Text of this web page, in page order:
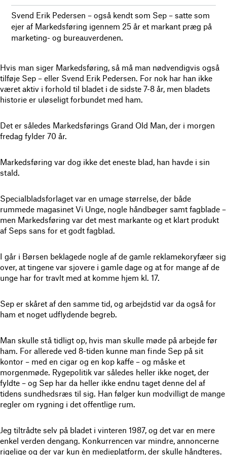
Svend Erik Pedersen – også kendt som Sep – satte som
ejer af Markedsføring igennem 25 år et markant præg på
marketing- og bureauverdenen.
Hvis man siger Markedsføring, så må man nødvendigvis også
tilføje Sep – eller Svend Erik Pedersen. For nok har han ikke
været aktiv i forhold til bladet i de sidste 7-8 år, men bladets
historie er uløseligt forbundet med ham.
Det er således Markedsførings Grand Old Man, der i morgen
fredag fylder 70 år.
Markedsføring var dog ikke det eneste blad, han havde i sin
stald.
Specialbladsforlaget var en umage størrelse, der både
rummede magasinet Vi Unge, nogle håndbøger samt fagblade –
men Markedsføring var det mest markante og et klart produkt
af Seps sans for et godt fagblad.
I går i Børsen beklagede nogle af de gamle reklamekoryfæer sig
over, at tingene var sjovere i gamle dage og at for mange af de
unge har for travlt med at komme hjem kl. 17.
Sep er skåret af den samme tid, og arbejdstid var da også for
ham et noget udflydende begreb.
Man skulle stå tidligt op, hvis man skulle møde på arbejde før
ham. For allerede ved 8-tiden kunne man finde Sep på sit
kontor – med en cigar og en kop kaffe – og måske et
morgenmøde. Rygepolitik var således heller ikke noget, der
fyldte – og Sep har da heller ikke endnu taget denne del af
tidens sundhedsræs til sig. Han følger kun modvilligt de mange
regler om rygning i det offentlige rum.
Jeg tiltrådte selv på bladet i vinteren 1987, og det var en mere
enkel verden dengang. Konkurrencen var mindre, annoncerne
rigelige og der var kun èn medieplatform, der skulle håndteres.